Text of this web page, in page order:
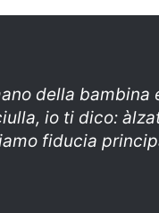
della bambina
io ti dico:
fiducia